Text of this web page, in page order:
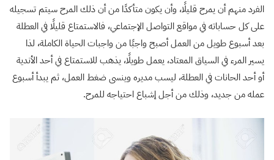
الفرد منهم أن يمرح قليلًا، وأن يكون متأكدًا من أن ذلك المرح سيتم تسجيله
على كل حساباته في مواقع التواصل الإجتماعي، فالاستمتاع قليلًا في العطلة
بعد أسبوع طويل من العمل أصبح واجبًا من واجبات الحياة الكاملة، لذا
يسير المرء في السياق المعتاد، يعمل طويلًا، يذهب للاستمتاع في أحد الأندية
أو أحد الحانات في العطلة، ليسب مديره وينسى ضغط العمل، ثم يبدأ أسبوع
عمله من جديد، وذلك من أجل إشباع احتياجه للمرح.